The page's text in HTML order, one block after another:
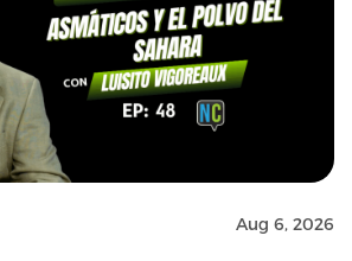
Aug 6, 2026